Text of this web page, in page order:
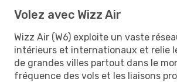
Volez avec Wizz Air
Wizz Air (W6) exploite un vaste
intérieurs et internationaux et relie
de grandes villes partout dans le
fréquence des vols et les liaisons